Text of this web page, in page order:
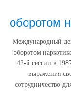
оборотом
Международный
оборотом
42-й сессии в
выражения
сотрудничество